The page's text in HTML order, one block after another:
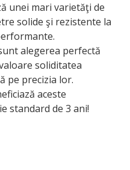
unei mari varietăţi de
solide şi rezistente la
alegerea perfectă
soliditatea
pe precizia lor.
aceste
standard de 3 ani!